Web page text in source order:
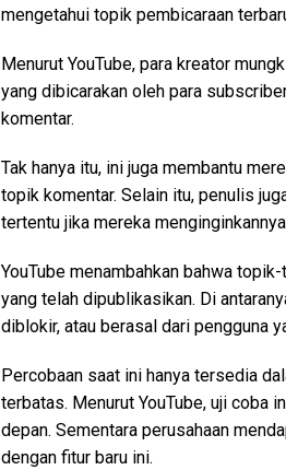
mengetahui topik pembicaraan
Menurut YouTube, para kreator
yang dibicarakan oleh para
komentar.
Tak hanya itu, ini juga membantu
topik komentar. Selain itu, penulis
tertentu jika mereka
YouTube menambahkan bahwa
yang telah dipublikasikan. Di
diblokir, atau berasal dari pengguna
Percobaan saat ini hanya tersedia
terbatas. Menurut YouTube, uji coba
depan. Sementara perusahaan
dengan fitur baru ini.